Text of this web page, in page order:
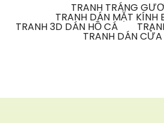
TRANH TRÁNG
TRANH DÁN MẶT KÍNH
TRANH 3D DÁN HỒ CÁ
TRANH DÁN